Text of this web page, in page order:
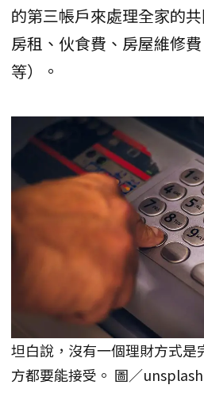
的第三帳戶來處理全家的
房租、伙食費、房屋維修
等）。
坦白說，沒有一個理財方式是
方都要能接受。 圖／unsplash